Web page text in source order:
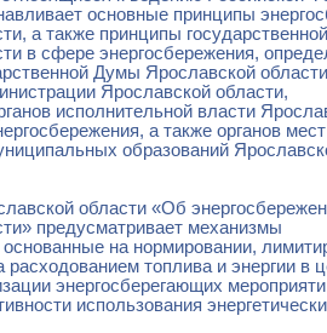
основные принципы
а также принципы
в сфере энергосбережения,
Думы Ярославской
Ярославской области,
исполнительной власти
а также органов
образований
области «Об
предусматривает механизмы
на нормировании,
расходованием топлива и энергии в
энергосберегающих
использования